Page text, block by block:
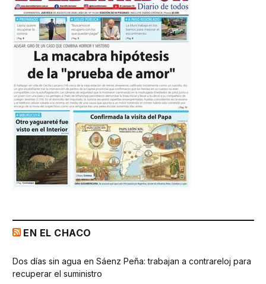
EN EL CHACO
Dos días sin agua en Sáenz Peña: trabajan a contrareloj para
recuperar el suministro